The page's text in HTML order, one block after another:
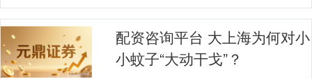
配资咨询平台 大上海为何对小
小蚊子“大动干戈”？